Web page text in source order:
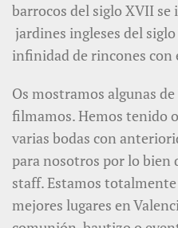
barrocos del siglo XVII
jardines ingleses del
infinidad de rincones con
Os mostramos algunas
filmamos. Hemos tenido
varias bodas con
para nosotros por lo bien
staff. Estamos totalmente
mejores lugares en